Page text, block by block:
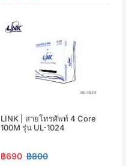
LINK | สายโทรศัพท์ 4 Core
100M รุ่น UL-1024
฿690 ฿800